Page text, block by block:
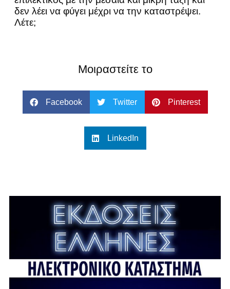
δεν λέει να φύγει μέχρι να την καταστρέψει.
Λέτε;
Μοιραστείτε το
Facebook Twitter Pinterest
LinkedIn